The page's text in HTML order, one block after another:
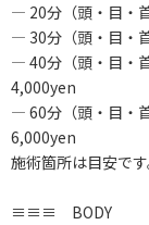
― 20分（頭・
― 30分（頭・
― 40分（頭・目
4,000yen
― 60分（頭・目
6,000yen
施術箇所は目安で
≡≡≡ BODY